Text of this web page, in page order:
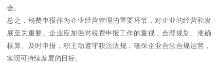
会。
总之，税费申报作为企业经营管理的重要环节，对企业的经营和发
展至关重要。企业应加强对税费申报工作的重视，合理规划、准确
核算、及时申报，积主动遵守税法法规，确保企业合法合规运营，
实现可持续发展的目标。